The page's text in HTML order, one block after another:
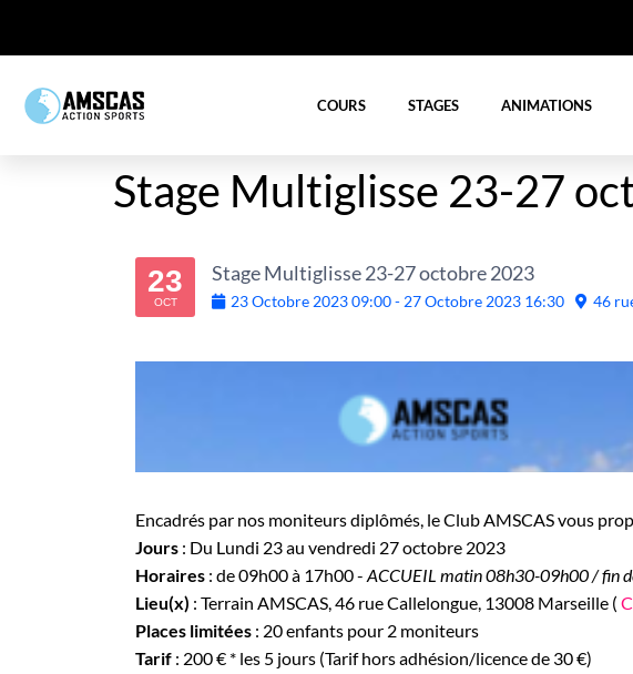
COURS STAGES ANIMATIONS
Stage Multiglisse 23-27
23
OCT
Stage Multiglisse 23-27 octobre 2023
23Octobre 202309:00- 27Octobre 2023 16:30 46
Encadrés par nos moniteurs diplômés, le Club AMSCAS vous
Jours : Du Lundi 23 au vendredi 27 octobre 2023
Horaires : de 09h00 à 17h00 - ACCUEIL matin 08h30-09h00 / fin
Lieu(x) : Terrain AMSCAS, 46 rue Callelongue, 13008 Marseille (
Places limitées : 20 enfants pour 2 moniteurs
Tarif : 200 € * les 5 jours (Tarif hors adhésion/licence de 30 €)